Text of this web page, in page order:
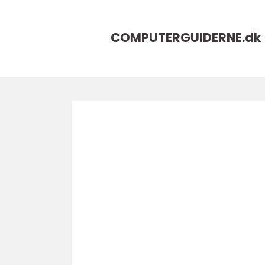
COMPUTERGUIDERNE.dk